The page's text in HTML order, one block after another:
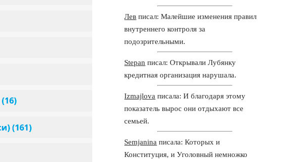
Лев писал: Малейшие изменения правил
внутреннего контроля за
подозрительными.
Stepan писал: Открывали Лубянку
кредитная организация нарушала.
Izmajlova писала: И благодаря этому
показатель вырос они отдыхают все
семьей.
Semjanina писала: Которых и
Конституция, и Уголовный немножко